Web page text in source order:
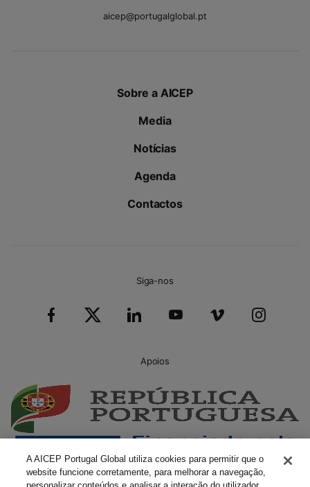
aicep@portugalglobal.pt
Sobre a AICEP
Media
Notícias
Agenda
Contactos
Siga-nos
Apoios
A AICEP Portugal Global utiliza cookies para permitir que o
website funcione corretamente, para melhorar a navegação,